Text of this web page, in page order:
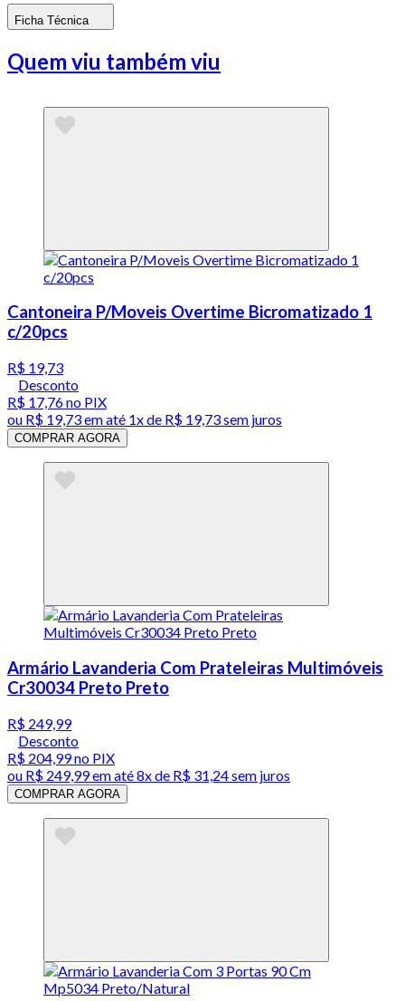
Ficha Técnica
Quem viu também viu
Cantoneira P/Moveis Overtime Bicromatizado 1
c/20pcs
R$ 19,73
Desconto
R$ 17,76no PIX
ou R$ 19,73em até 1x de R$ 19,73sem juros
COMPRAR AGORA
Armário Lavanderia Com Prateleiras Multimóveis
Cr30034 Preto Preto
R$ 249,99
Desconto
R$ 204,99no PIX
ou R$ 249,99em até8x de R$ 31,24 sem juros
COMPRAR AGORA